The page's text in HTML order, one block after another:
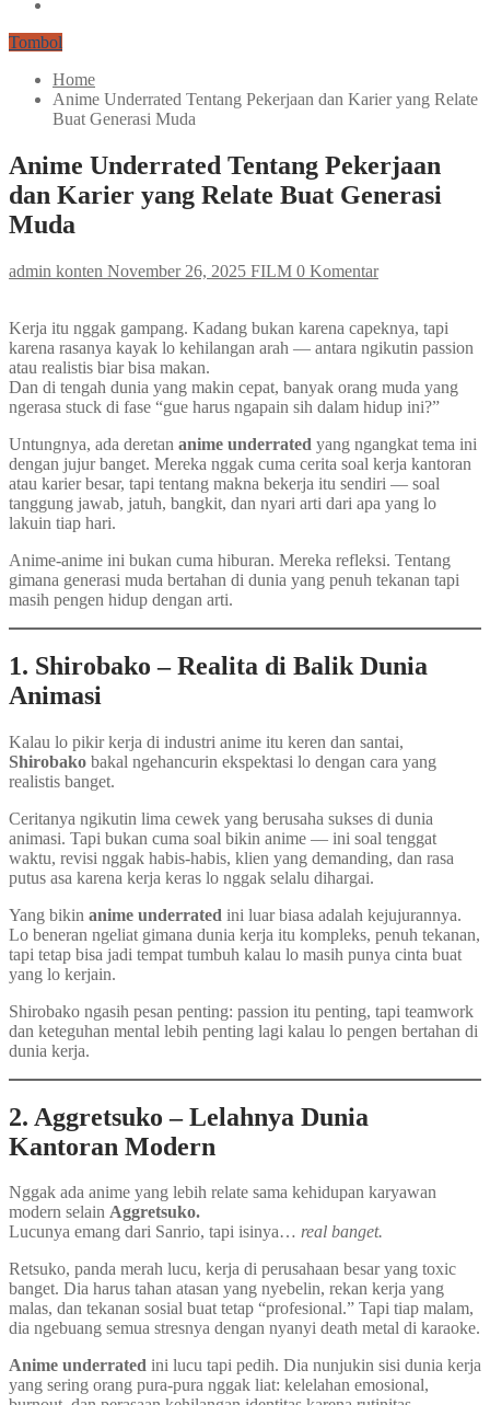
Tombol
Home
Anime Underrated Tentang Pekerjaan dan Karier yang Relate
Buat Generasi Muda
Anime Underrated Tentang Pekerjaan
dan Karier yang Relate Buat Generasi
Muda
admin konten November 26, 2025 FILM 0 Komentar
Kerja itu nggak gampang. Kadang bukan karena capeknya, tapi
karena rasanya kayak lo kehilangan arah — antara ngikutin passion
atau realistis biar bisa makan.
Dan di tengah dunia yang makin cepat, banyak orang muda yang
ngerasa stuck di fase “gue harus ngapain sih dalam hidup ini?”
Untungnya, ada deretan anime underrated yang ngangkat tema ini
dengan jujur banget. Mereka nggak cuma cerita soal kerja kantoran
atau karier besar, tapi tentang makna bekerja itu sendiri — soal
tanggung jawab, jatuh, bangkit, dan nyari arti dari apa yang lo
lakuin tiap hari.
Anime-anime ini bukan cuma hiburan. Mereka refleksi. Tentang
gimana generasi muda bertahan di dunia yang penuh tekanan tapi
masih pengen hidup dengan arti.
1. Shirobako – Realita di Balik Dunia
Animasi
Kalau lo pikir kerja di industri anime itu keren dan santai,
Shirobako bakal ngehancurin ekspektasi lo dengan cara yang
realistis banget.
Ceritanya ngikutin lima cewek yang berusaha sukses di dunia
animasi. Tapi bukan cuma soal bikin anime — ini soal tenggat
waktu, revisi nggak habis-habis, klien yang demanding, dan rasa
putus asa karena kerja keras lo nggak selalu dihargai.
Yang bikin anime underrated ini luar biasa adalah kejujurannya.
Lo beneran ngeliat gimana dunia kerja itu kompleks, penuh tekanan,
tapi tetap bisa jadi tempat tumbuh kalau lo masih punya cinta buat
yang lo kerjain.
Shirobako ngasih pesan penting: passion itu penting, tapi teamwork
dan keteguhan mental lebih penting lagi kalau lo pengen bertahan di
dunia kerja.
2. Aggretsuko – Lelahnya Dunia
Kantoran Modern
Nggak ada anime yang lebih relate sama kehidupan karyawan
modern selain Aggretsuko.
Lucunya emang dari Sanrio, tapi isinya… real banget.
Retsuko, panda merah lucu, kerja di perusahaan besar yang toxic
banget. Dia harus tahan atasan yang nyebelin, rekan kerja yang
malas, dan tekanan sosial buat tetap “profesional.” Tapi tiap malam,
dia ngebuang semua stresnya dengan nyanyi death metal di karaoke.
Anime underrated ini lucu tapi pedih. Dia nunjukin sisi dunia kerja
yang sering orang pura-pura nggak liat: kelelahan emosional,